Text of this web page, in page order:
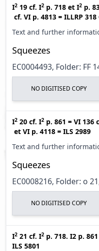
I2 19 cf. I2 p. 718 et I2 p.
cf. VI p. 4813 = ILLRP 318
Text and further
Squeezes
EC0004493, Folder: FF
NO DIGITISED COPY
I2 20 cf. I2 p. 861 = VI 136
et VI p. 4118 = ILS 2989
Text and further
Squeezes
EC0008216, Folder: o
NO DIGITISED COPY
I2 21 cf. I2 p. 718. I2 p. 861
ILS 5801